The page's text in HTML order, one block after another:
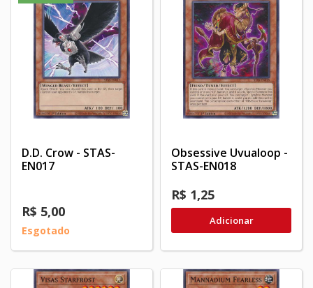
D.D. Crow - STAS-
EN017
R$ 5,00
Esgotado
Obsessive Uvualoop -
STAS-EN018
R$ 1,25
Adicionar